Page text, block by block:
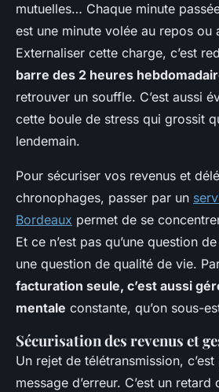
mutuelles… Chaque minute
est une minute volée au repos ou
Externaliser cette charge, c’est
barre des 2 heures
retrouver un souffle. C’est aussi
cette boule de stress qui grossit
lendemain.
Pour sécuriser vos revenus et
chronophages, passer par un
Bordeaux permet de se
Et ce n’est pas qu’une question
une question de qualité de vie.
facturation seule, c’est aussi
mentale constante, qu’on sous-
Sécurisation des revenus et
Un rejet de télétransmission, c’est
message d’erreur. C’est un retard